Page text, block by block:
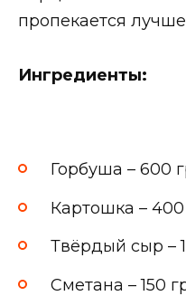
пропекается
Ингредиенты:
Горбуша – 600
Картошка – 400
Твёрдый сыр –
Сметана – 150